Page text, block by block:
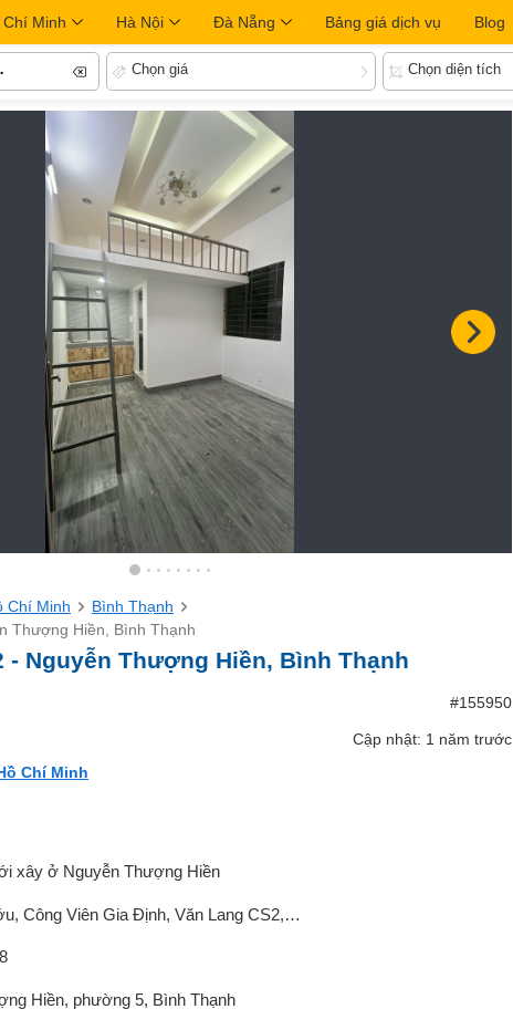
Chí Minh Hà Nội Đà Nẵng Bảng giá dịch vụ Blog
Chọn giá Chọn diện tích
Chí Minh
Bình Thạnh
Thượng Hiền, Bình Thạnh
- Nguyễn Thượng Hiền, Bình Thạnh
#155950
Cập nhật: 1 năm trước
Chí Minh
xây ở Nguyễn Thượng Hiền
Công Viên Gia Định, Văn Lang CS2,…
Hiền, phường 5, Bình Thạnh